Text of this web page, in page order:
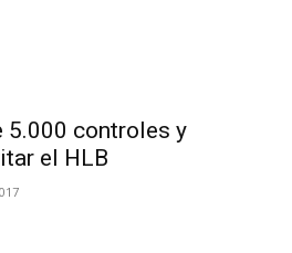
5.000 controles y
el HLB